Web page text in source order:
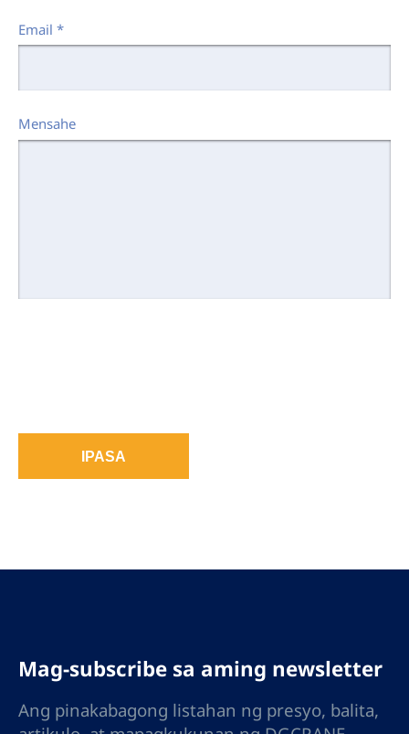
Email *
Mensahe
IPASA
Mag-subscribe sa aming newsletter
Ang pinakabagong listahan ng presyo, balita,